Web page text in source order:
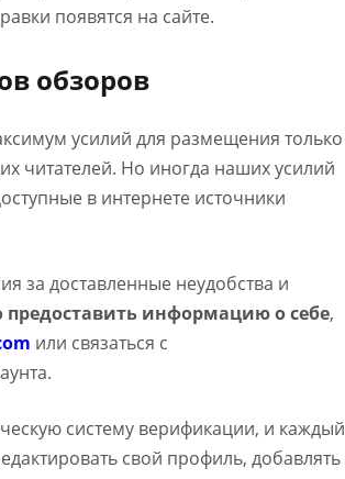
появятся на сайте.
обзоров
усилий для размещения только
читателей. Но иногда наших усилий
в интернете источники
за доставленные неудобства и
предоставить информацию о себе,
или связаться с
систему верификации, и каждый
свой профиль, добавлять